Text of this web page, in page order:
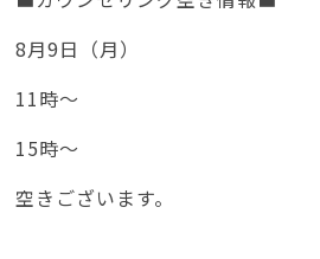
8月9日（月）
11時～
15時～
空きございます。